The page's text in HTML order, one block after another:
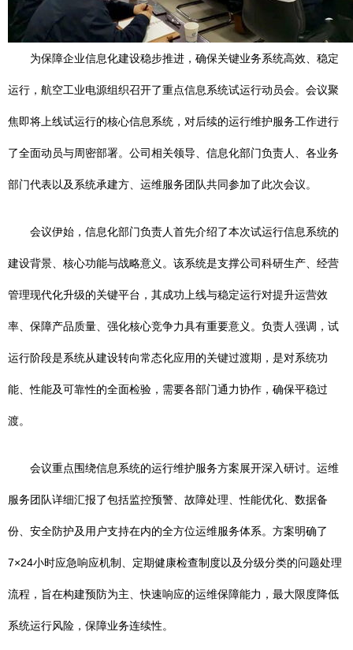
为保障企业信息化建设稳步推进，确保关键业务系统高效、稳定
运行，航空工业电源组织召开了重点信息系统试运行动员会。会议聚
焦即将上线试运行的核心信息系统，对后续的运行维护服务工作进行
了全面动员与周密部署。公司相关领导、信息化部门负责人、各业务
部门代表以及系统承建方、运维服务团队共同参加了此次会议。
会议伊始，信息化部门负责人首先介绍了本次试运行信息系统的
建设背景、核心功能与战略意义。该系统是支撑公司科研生产、经营
管理现代化升级的关键平台，其成功上线与稳定运行对提升运营效
率、保障产品质量、强化核心竞争力具有重要意义。负责人强调，试
运行阶段是系统从建设转向常态化应用的关键过渡期，是对系统功
能、性能及可靠性的全面检验，需要各部门通力协作，确保平稳过
渡。
会议重点围绕信息系统的运行维护服务方案展开深入研讨。运维
服务团队详细汇报了包括监控预警、故障处理、性能优化、数据备
份、安全防护及用户支持在内的全方位运维服务体系。方案明确了
7×24小时应急响应机制、定期健康检查制度以及分级分类的问题处理
流程，旨在构建预防为主、快速响应的运维保障能力，最大限度降低
系统运行风险，保障业务连续性。